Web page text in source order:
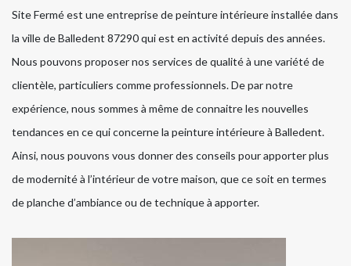
Site Fermé est une entreprise de peinture intérieure installée dans
la ville de Balledent 87290 qui est en activité depuis des années.
Nous pouvons proposer nos services de qualité à une variété de
clientèle, particuliers comme professionnels. De par notre
expérience, nous sommes à même de connaitre les nouvelles
tendances en ce qui concerne la peinture intérieure à Balledent.
Ainsi, nous pouvons vous donner des conseils pour apporter plus
de modernité à l’intérieur de votre maison, que ce soit en termes
de planche d’ambiance ou de technique à apporter.